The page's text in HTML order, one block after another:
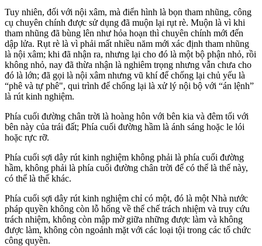
Tuy nhiên, đối với nội xâm, mà điển hình là bọn tham nhũng, công
cụ chuyên chính được sử dụng đã muộn lại rụt rè. Muộn là vì khi
tham nhũng đã bùng lên như hỏa hoạn thì chuyên chính mới đến
dập lửa. Rụt rè là vì phải mất nhiều năm mới xác định tham nhũng
là nội xâm; khi đã nhận ra, nhưng lại cho đó là một bộ phận nhỏ, rồi
không nhỏ, nay đã thừa nhận là nghiêm trọng nhưng vẫn chưa cho
đó là lớn; đã gọi là nội xâm nhưng vũ khí để chống lại chủ yếu là
“phê và tự phê", qui trình để chống lại là xử lý nội bộ với “án lệnh”
là rút kinh nghiệm.
Phía cuối đường chân trời là hoàng hôn với bên kia và đêm tối với
bên này của trái đất; Phía cuối đường hầm là ánh sáng hoặc le lói
hoặc rực rỡ.
Phía cuối sợi dây rút kinh nghiệm không phải là phía cuối đường
hầm, không phải là phía cuối đường chân trời để có thể là thế này,
có thể là thế khác.
Phía cuối sợi dây rút kinh nghiệm chỉ có một, đó là một Nhà nước
pháp quyền không còn lỗ hổng về thể chế trách nhiệm và truy cứu
trách nhiệm, không còn mập mờ giữa những được làm và không
được làm, không còn ngoảnh mặt với các loại tội trong các tổ chức
công quyền.